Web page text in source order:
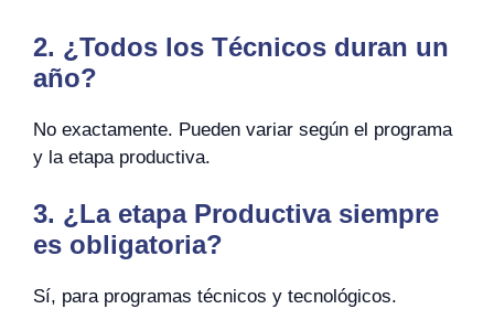
2. ¿Todos los Técnicos duran un
año?
No exactamente. Pueden variar según el programa
y la etapa productiva.
3. ¿La etapa Productiva siempre
es obligatoria?
Sí, para programas técnicos y tecnológicos.